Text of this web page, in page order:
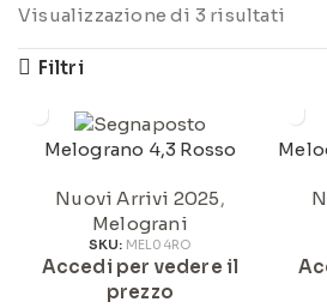
Visualizzazione di 3 risultati
Filtri
Melograno 4,3 Rosso
Nuovi Arrivi 2025,
Melograni
SKU: MEL04RO
Accedi per vedere il
prezzo